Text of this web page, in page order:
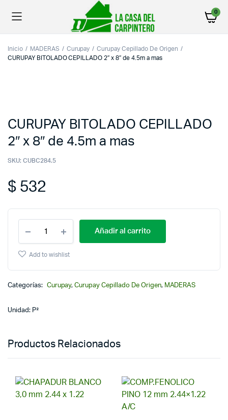
0
Inicio MADERAS Curupay
Curupay Cepillado De Origen
CURUPAY BITOLADO CEPILLADO 2″ x 8″ de 4.5m a mas
CURUPAY BITOLADO CEPILLADO
2″ x 8″ de 4.5m a mas
SKU: CUBC284.5
$532
Añadir al carrito
Add to wishlist
Categorías: Curupay,Curupay Cepillado De Origen, MADERAS
Unidad: P²
Productos Relacionados